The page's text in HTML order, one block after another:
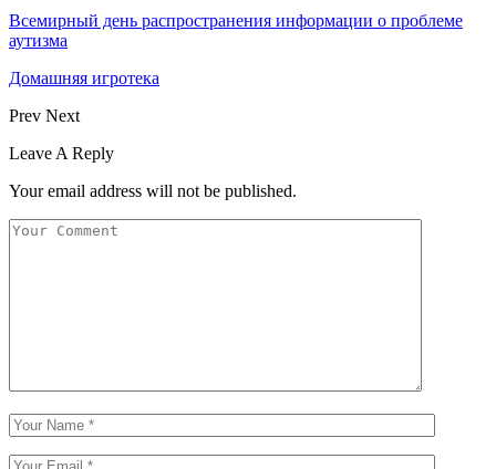
Всемирный день распространения информации о проблеме
аутизма
Домашняя игротека
Prev Next
Leave A Reply
Your email address will not be published.